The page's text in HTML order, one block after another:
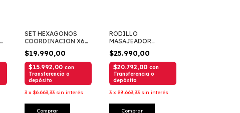
SET HEXAGONOS
COORDINACION X6
PROYEC 183
$19.990,00
$15.992,00 con
Transferencia o
depósito
3 x $6.663,33 sin interés
Comprar
RODILLO
MASAJEADOR
PIERNAS BRAZOS
GMP
$25.990,00
$20.792,00 con
Transferencia o
depósito
3 x $8.663,33 sin interés
Comprar